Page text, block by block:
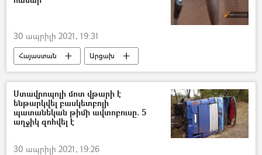
30 ապրիլի 2021, 19:31
Հայաստան
Արցախ
հասարակություն
Արցախյան պատերազմ
բժիշկ
Վիրավոր
Ստավրոպոլի մոտ վթարի է
ենթարկվել բասկետբոլի
պատանեկան թիմի ավտոբուսը. 5
աղջիկ զոհվել է
30 ապրիլի 2021, 19:26